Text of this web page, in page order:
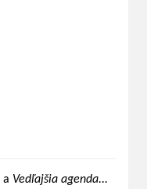
a Vedľajšia agenda...